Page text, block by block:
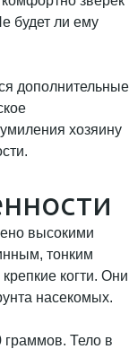
будет ли ему
дополнительные
хозяину
высокими
тонким
когти. Они
насекомых.
граммов. Тело в